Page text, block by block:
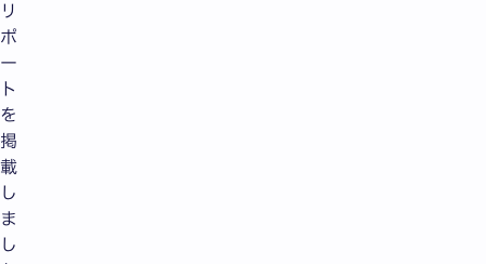
リ
ポ
ー
ト
を
掲
載
し
ま
し